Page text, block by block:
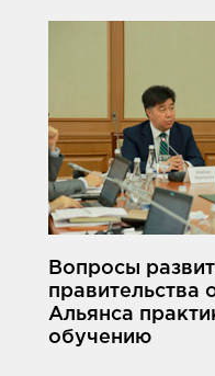
Вопросы
правительства
Альянса
обучению